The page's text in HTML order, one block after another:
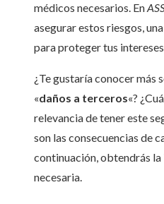
médicos necesarios. En
asegurar estos riesgos,
para proteger tus
¿Te gustaría conocer más
«daños a terceros«?
relevancia de tener este
son las consecuencias de
continuación, obtendrás
necesaria.